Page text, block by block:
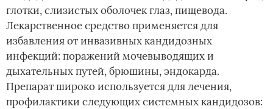
глотки, слизистых оболочек глаз, пищевода.
Лекарственное средство применяется для
избавления от инвазивных кандидозных
инфекций: поражений мочевыводящих и
дыхательных путей, брюшины, эндокарда.
Препарат широко используется для лечения,
профилактики следующих системных кандидозов: